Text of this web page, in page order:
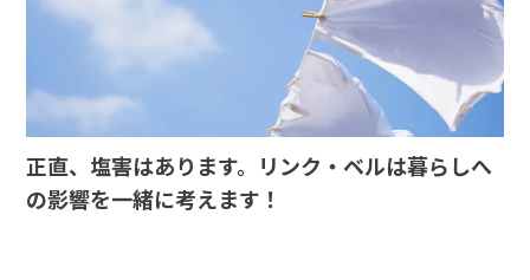
正直、塩害はあります。リンク・ベルは暮らしへ
の影響を一緒に考えます！